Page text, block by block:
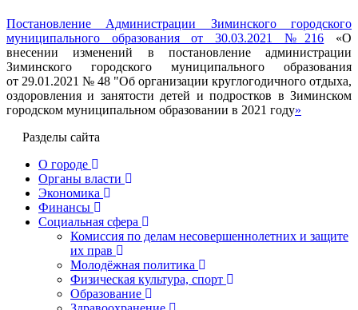
Постановление Администрации Зиминского городского
муниципального образования от 30.03.2021 №216 «О
внесении изменений в постановление администрации
Зиминского городского муниципального образования
от 29.01.2021 № 48 "Об организации круглогодичного отдыха,
оздоровления и занятости детей и подростков в Зиминском
городском муниципальном образовании в 2021 году»
Разделы сайта
О городе
Органы власти
Экономика
Финансы
Социальная сфера
Комиссия по делам несовершеннолетних и защите
их прав
Молодёжная политика
Физическая культура, спорт
Образование